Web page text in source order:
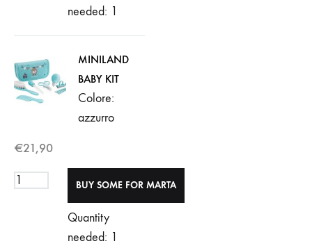
needed: 1
MINILAND
BABY KIT
Colore:
azzurro
€21,90
Quantity
needed: 1